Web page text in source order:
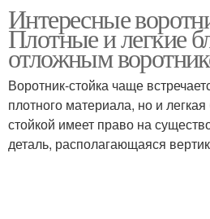
Интересные
Плотные и легкие
отложным
Воротник-стойка чаще
плотного материала, но и
стойкой имеет право на
деталь, располагающаяся